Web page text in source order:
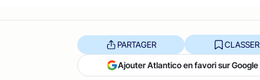
PARTAGER CLASSER
Ajouter Atlantico en favori sur Google